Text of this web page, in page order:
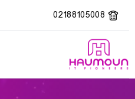
02188105008